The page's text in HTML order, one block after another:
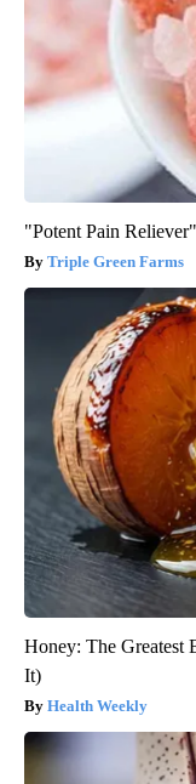
"Potent Pain
Triple Green Farms
Honey: The Greatest
It)
Health Weekly